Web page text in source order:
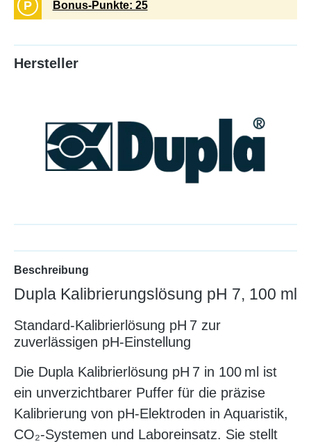
P Bonus-Punkte: 25
Hersteller
Beschreibung
Dupla Kalibrierungslösung pH 7, 100 ml
Standard-Kalibrierlösung pH 7 zur
zuverlässigen pH-Einstellung
Die Dupla Kalibrierlösung pH 7 in 100 ml ist
ein unverzichtbarer Puffer für die präzise
Kalibrierung von pH-Elektroden in Aquaristik,
CO₂-Systemen und Laboreinsatz. Sie stellt